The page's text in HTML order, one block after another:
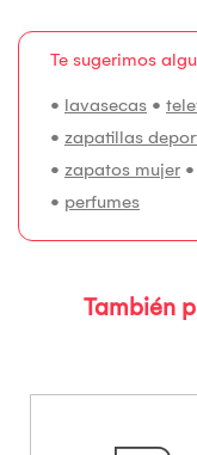
Te sugerimos
• lavasecas •
• zapatillas
• zapatos mujer •
• perfumes
También